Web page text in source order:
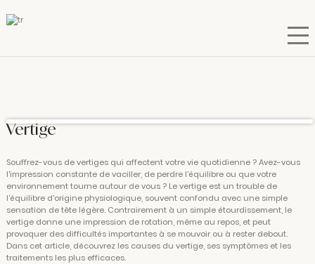
Vertige
Souffrez-vous de vertiges qui affectent votre vie quotidienne ? Avez-vous
l'impression constante de vaciller, de perdre l’équilibre ou que votre
environnement tourne autour de vous ? Le vertige est un trouble de
l’équilibre d’origine physiologique, souvent confondu avec une simple
sensation de tête légère. Contrairement à un simple étourdissement, le
vertige donne une impression de rotation, même au repos, et peut
provoquer des difficultés importantes à se mouvoir ou à rester debout.
Dans cet article, découvrez les causes du vertige, ses symptômes et les
traitements les plus efficaces.